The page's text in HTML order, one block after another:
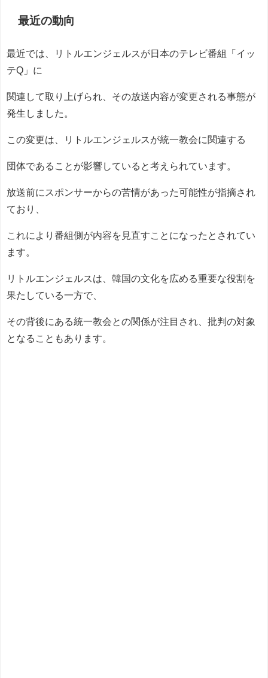
最近の動向
最近では、リトルエンジェルスが日本のテレビ番組「イッ
テQ」に
関連して取り上げられ、その放送内容が変更される事態が
発生しました。
この変更は、リトルエンジェルスが統一教会に関連する
団体であることが影響していると考えられています。
放送前にスポンサーからの苦情があった可能性が指摘され
ており、
これにより番組側が内容を見直すことになったとされてい
ます。
リトルエンジェルスは、韓国の文化を広める重要な役割を
果たしている一方で、
その背後にある統一教会との関係が注目され、批判の対象
となることもあります。